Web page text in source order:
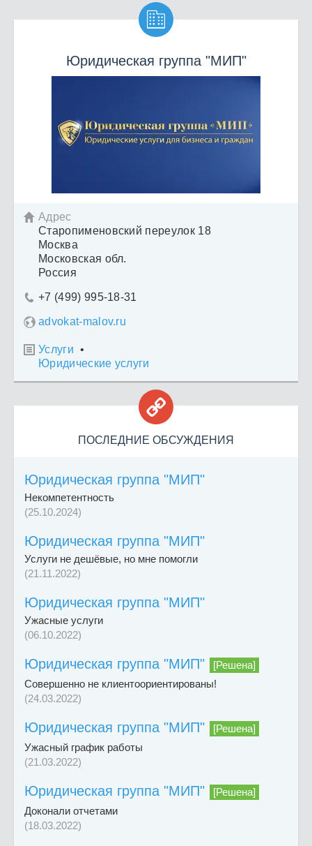

Юридическая группа "МИП"
 Адрес
Старопименовский переулок 18
Москва
Московская обл.
Россия
 +7 (499) 995-18-31
advokat-malov.ru
 Услуги •
Юридические услуги

ПОСЛЕДНИЕ ОБСУЖДЕНИЯ
Юридическая группа "МИП"
Некомпетентность
(25.10.2024)
Юридическая группа "МИП"
Услуги не дешёвые, но мне помогли
(21.11.2022)
Юридическая группа "МИП"
Ужасные услуги
(06.10.2022)
Юридическая группа "МИП"
[Решена]
Совершенно не клиентоориентированы!
(24.03.2022)
Юридическая группа "МИП"
[Решена]
Ужасный график работы
(21.03.2022)
Юридическая группа "МИП"
[Решена]
Доконали отчетами
(18.03.2022)